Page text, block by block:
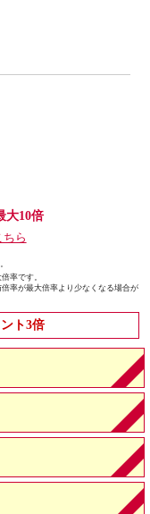
大10倍
ら
率です。
率が最大倍率より少なくなる場合が
ト3倍